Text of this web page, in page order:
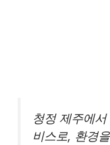
청정 제주에
비스로, 환경